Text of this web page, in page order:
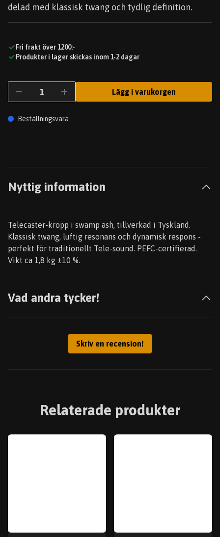
delad med klassisk twang och tydlig definition.
Fri frakt över 1200:-
Produkter i lager skickas inom 1-2 dagar
Lägg i varukorgen
Beställningsvara
Nyttig information
Telecaster-kropp i swamp ash, tillverkad i Tyskland.
Klassisk twang, luftig resonans och dynamisk respons -
perfekt för traditionellt Tele-sound. PEFC-certifierad.
Vikt ca 1,8 kg ±10 %.
Vad andra tycker!
Skriv en recension!
Relaterade produkter